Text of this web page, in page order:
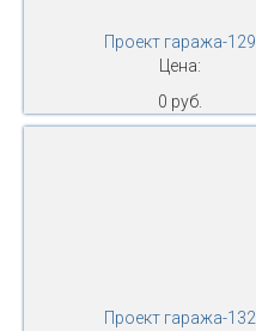
Проект гаража-129
Цена:
0 руб.
Проект гаража-132